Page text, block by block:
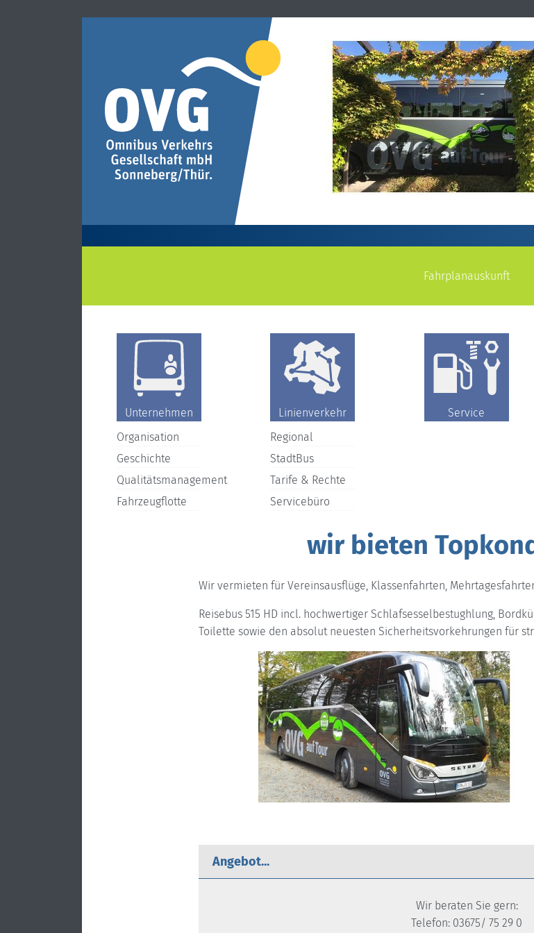
Fahrplanauskunft
Unternehmen
Organisation
Geschichte
Qualitätsmanagement
Fahrzeugflotte
Linienverkehr
Regional
StadtBus
Tarife & Rechte
Servicebüro
Service
wir bieten
Wir vermieten für Vereinsausflüge, Klassenfahrten,
Reisebus 515 HD incl. hochwertiger Schlafsesselbestughlung,
Toilette sowie den absolut neuesten Sicherheitsvorkehrungen für
Angebot...
Wir beraten Sie gern:
Telefon: 03675/ 75 29 0